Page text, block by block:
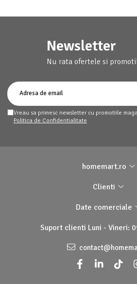
Newsletter
Nu rata ofertele si
Vreau sa primesc newsletter cu promotiile
Politica de Confidentialitate
homemart.ro
Clienti
Date comerciale
Suport clienti Luni - Vineri: